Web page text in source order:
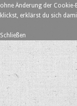
ohne Änderung der
klickst, erklärst du sich
Schließen